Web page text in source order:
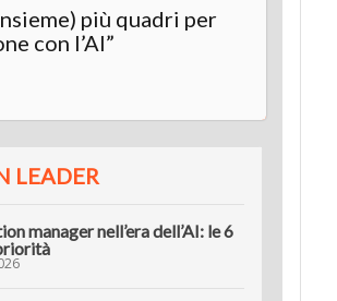
più quadri per
con l’AI”
LEADER
manager nell’era dell’AI: le 6